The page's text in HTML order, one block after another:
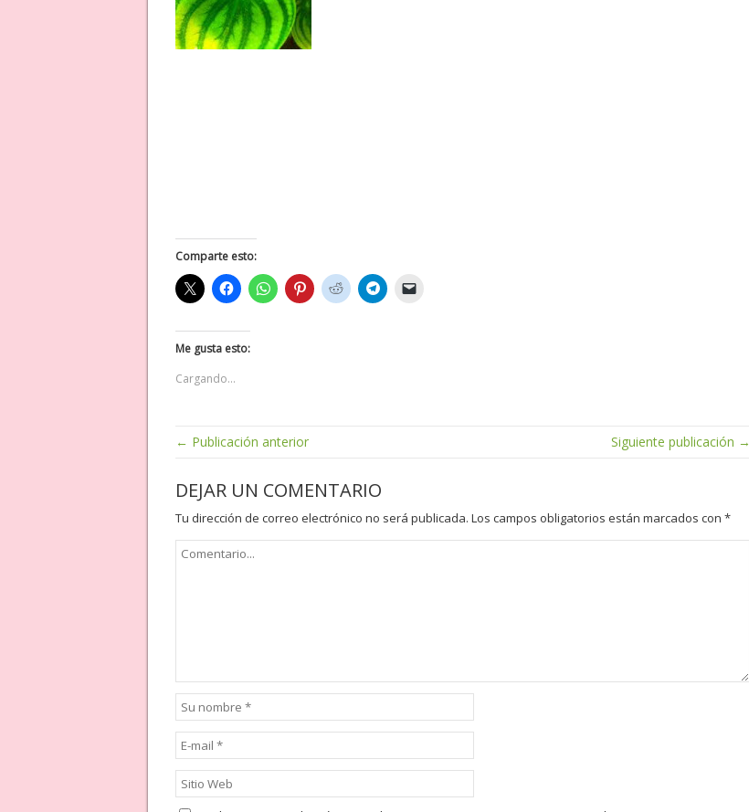
Comparte esto:
Me gusta esto:
Cargando...
← Publicación anterior Siguiente publicación →
DEJAR UN COMENTARIO
Tu dirección de correo electrónico no será publicada. Los campos obligatorios están marcados con *